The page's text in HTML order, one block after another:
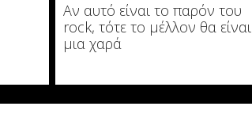
Αν αυτό είναι το παρόν του
rock, τότε το μέλλον θα είναι
μια χαρά